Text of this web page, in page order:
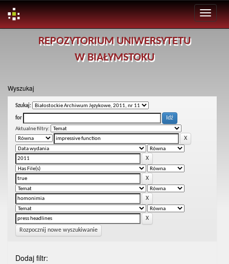
REPOZYTORIUM UNIWERSYTETU
W BIAŁYMSTOKU
Wyszukaj
Szukaj:
for
Aktualne filtry:
Rozpocznij nowe wyszukiwanie
Dodaj filtr: